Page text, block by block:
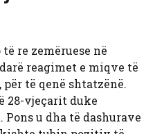
re zemëruese në
reagimet e miqve të
të qenë shtatzënë.
28-vjeçarit duke
u dha të dashurave